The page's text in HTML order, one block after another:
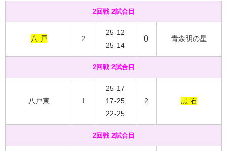
2回戦 2試合目
八 戸 2
25-12
25-14
0 青森明の星
2回戦 2試合目
八戸東 1
25-17
17-25
22-25
2 黒 石
2回戦 2試合目